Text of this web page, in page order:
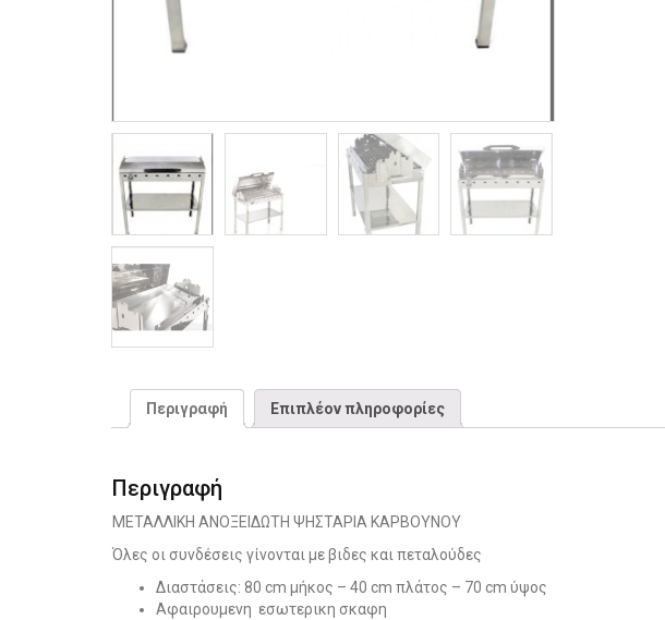
Περιγραφή Επιπλέον πληροφορίες
Περιγραφή
ΜΕΤΑΛΛΙΚΗ ΑΝΟΞΕΙΔΩΤΗ ΨΗΣΤΑΡΙΑ ΚΑΡΒΟΥΝΟΥ
Όλες οι συνδέσεις γίνονται με βιδες και πεταλούδες
Διαστάσεις: 80 cm μήκος – 40 cm πλάτος – 70 cm ύψος
Αφαιρουμενη εσωτερικη σκαφη